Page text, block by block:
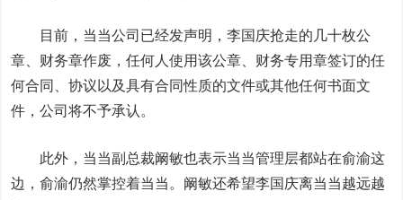
目前，当当公司已经发声明，李国庆抢走的几十枚公
章、财务章作废，任何人使用该公章、财务专用章签订的任
何合同、协议以及具有合同性质的文件或其他任何书面文
件，公司将不予承认。
此外，当当副总裁阚敏也表示当当管理层都站在俞渝这
边，俞渝仍然掌控着当当。阚敏还希望李国庆离当当越远越